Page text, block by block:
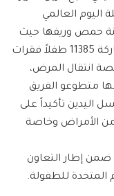
العالمي
حمص وريفها حيث
تضمنت الأنشطة التي نفذها الفريق بمشاركة 11385 طفلاً فقرات
انتقال المرض،
متطوعو الفريق
اليدين تأكيداً على
الأمراض وخاصة
ضمن إطار التعاون
المتحدة للطفولة.